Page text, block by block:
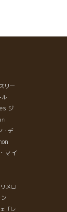
リー
ル
ジ
・デ
マイ
メロ
「レ